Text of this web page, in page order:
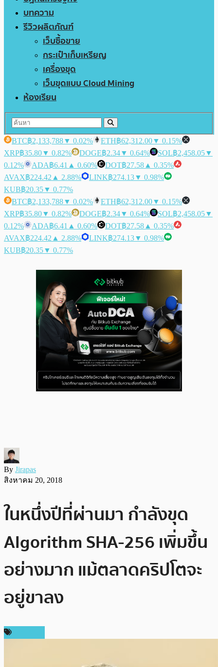
บทความ
รีวิวผลิตภัณฑ์
เว็บซื้อขาย
กระเป๋าเก็บเหรียญ
เครื่องขุด
เว็บขุดแบบ Cloud Mining
ห้องเรียน
BTC฿2,133,788▼ 0.02% ETH฿62,312.00▼ 0.15%
XRP฿35.80▼ 0.82% DOGE฿2.34▼ 0.64% SOL฿2,458.05▼
0.12%
ADA฿6.41 ▲ 0.60% DOT฿27.58 ▲ 0.35%
AVAX฿224.42 ▲ 2.88% LINK฿274.13▼ 0.98%
KUB฿20.35▼ 0.77%
BTC฿2,133,788▼ 0.02% ETH฿62,312.00▼ 0.15%
XRP฿35.80▼ 0.82% DOGE฿2.34▼ 0.64% SOL฿2,458.05▼
0.12%
ADA฿6.41 ▲ 0.60% DOT฿27.58 ▲ 0.35%
AVAX฿224.42 ▲ 2.88% LINK฿274.13▼ 0.98%
KUB฿20.35▼ 0.77%
By Jirapas
สิงหาคม 20, 2018
ในหนึ่งปีที่ผ่านมา กำลังขุด
Algorithm SHA-256 เพิ่มขึ้น
อย่างมาก แม้ตลาดคริปโตจะ
อยู่ขาลง